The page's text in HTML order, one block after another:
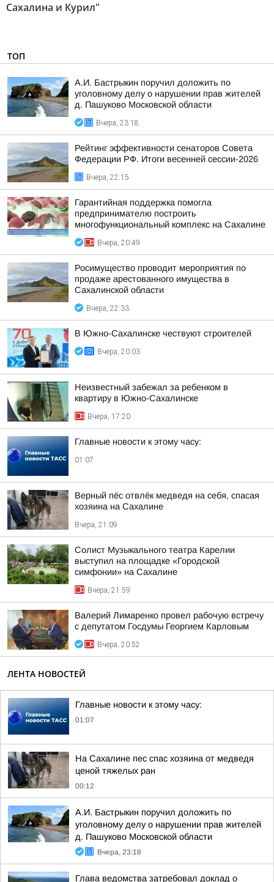
Сахалина и Курил"
ТОП
А.И. Бастрыкин поручил доложить по
уголовному делу о нарушении прав жителей
д. Пашуково Московской области
Вчера, 23:18
Рейтинг эффективности сенаторов Совета
Федерации РФ. Итоги весенней сессии-2026
Вчера, 22:15
Гарантийная поддержка помогла
предпринимателю построить
многофункциональный комплекс на Сахалине
Вчера, 20:49
Росимущество проводит мероприятия по
продаже арестованного имущества в
Сахалинской области
Вчера, 22:33
В Южно-Сахалинске чествуют строителей
Вчера, 20:03
Неизвестный забежал за ребенком в
квартиру в Южно-Сахалинске
Вчера, 17:20
Главные новости к этому часу:
01:07
Верный пёс отвлёк медведя на себя, спасая
хозяина на Сахалине
Вчера, 21:09
Солист Музыкального театра Карелии
выступил на площадке «Городской
симфонии» на Сахалине
Вчера, 21:59
Валерий Лимаренко провел рабочую встречу
с депутатом Госдумы Георгием Карловым
Вчера, 20:52
ЛЕНТА НОВОСТЕЙ
Главные новости к этому часу:
01:07
На Сахалине пес спас хозяина от медведя
ценой тяжелых ран
00:12
А.И. Бастрыкин поручил доложить по
уголовному делу о нарушении прав жителей
д. Пашуково Московской области
Вчера, 23:18
Глава ведомства затребовал доклад о